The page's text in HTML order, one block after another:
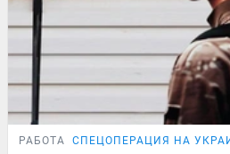
РАБОТА СПЕЦОПЕРАЦИЯ НА